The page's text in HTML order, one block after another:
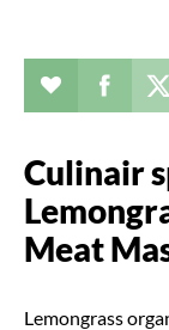
Verhaal
Culinair
Meat
Lemongrass